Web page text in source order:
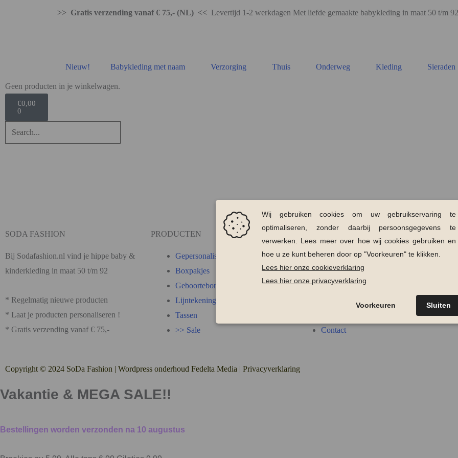
>> Gratis verzending vanaf € 75,- (NL) << Levertijd 1-2 werkdagen Met liefde gemaakte babykleding in maat 50 t/m
Nieuw! Babykleding met naam Verzorging Thuis Onderweg Kleding Sieraden
Geen producten in je winkelwagen.
€0,00
0
SODA FASHION
Bij Sodafashion.nl vind je hippe baby &
kinderkleding in maat 50 t/m 92
* Regelmatig nieuwe producten
* Laat je producten personaliseren !
* Gratis verzending vanaf € 75,-
PRODUCTEN
Gepersonaliseerde items
Boxpakjes
Geboortebordjes
Lijntekening
Tassen
>> Sale
KLANTENSERVICE
Veelgestelde vragen
Hoe kan ik bestellen?
Betaalmogelijkheden
Contact
Copyright © 2024 SoDa Fashion | Wordpress onderhoud Fedelta Media | Privacyverklaring
Vakantie & MEGA SALE!!
Bestellingen worden verzonden na 10 augustus